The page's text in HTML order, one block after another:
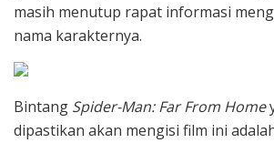
masih menutup rapat informasi
nama karakternya.
Bintang Spider-Man: Far From Home
dipastikan akan mengisi film ini